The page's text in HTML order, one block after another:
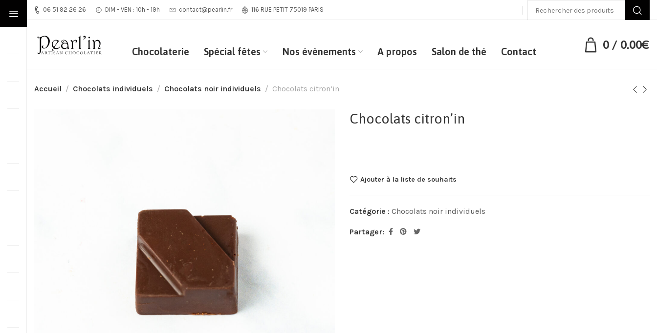
06 51 92 26 26 DIM - VEN : 10h - 19h contact@pearlin.fr 116 RUE PETIT 75019 PARIS
Chocolaterie Spécial fêtes Nos évènements A propos Salon de thé Contact
0 / 0.00€
Accueil Chocolats individuels Chocolats noir individuels Chocolats citron’in
Chocolats citron’in
Ajouter à la liste de souhaits
Catégorie : Chocolats noir individuels
Partager: